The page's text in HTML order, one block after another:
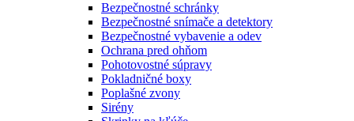
Bezpečnostné schránky
Bezpečnostné snímače a detektory
Bezpečnostné vybavenie a odev
Ochrana pred ohňom
Pohotovostné súpravy
Pokladničné boxy
Poplašné zvony
Sirény